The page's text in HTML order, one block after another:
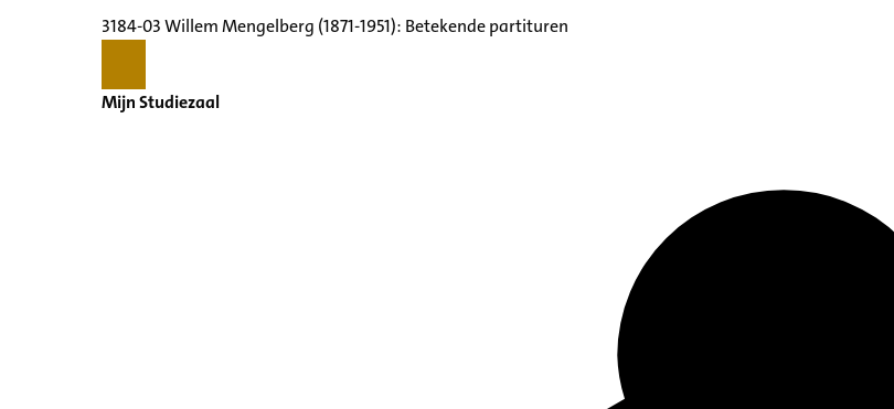
3184-03 Willem Mengelberg (1871-1951): Betekende partituren
Mijn Studiezaal